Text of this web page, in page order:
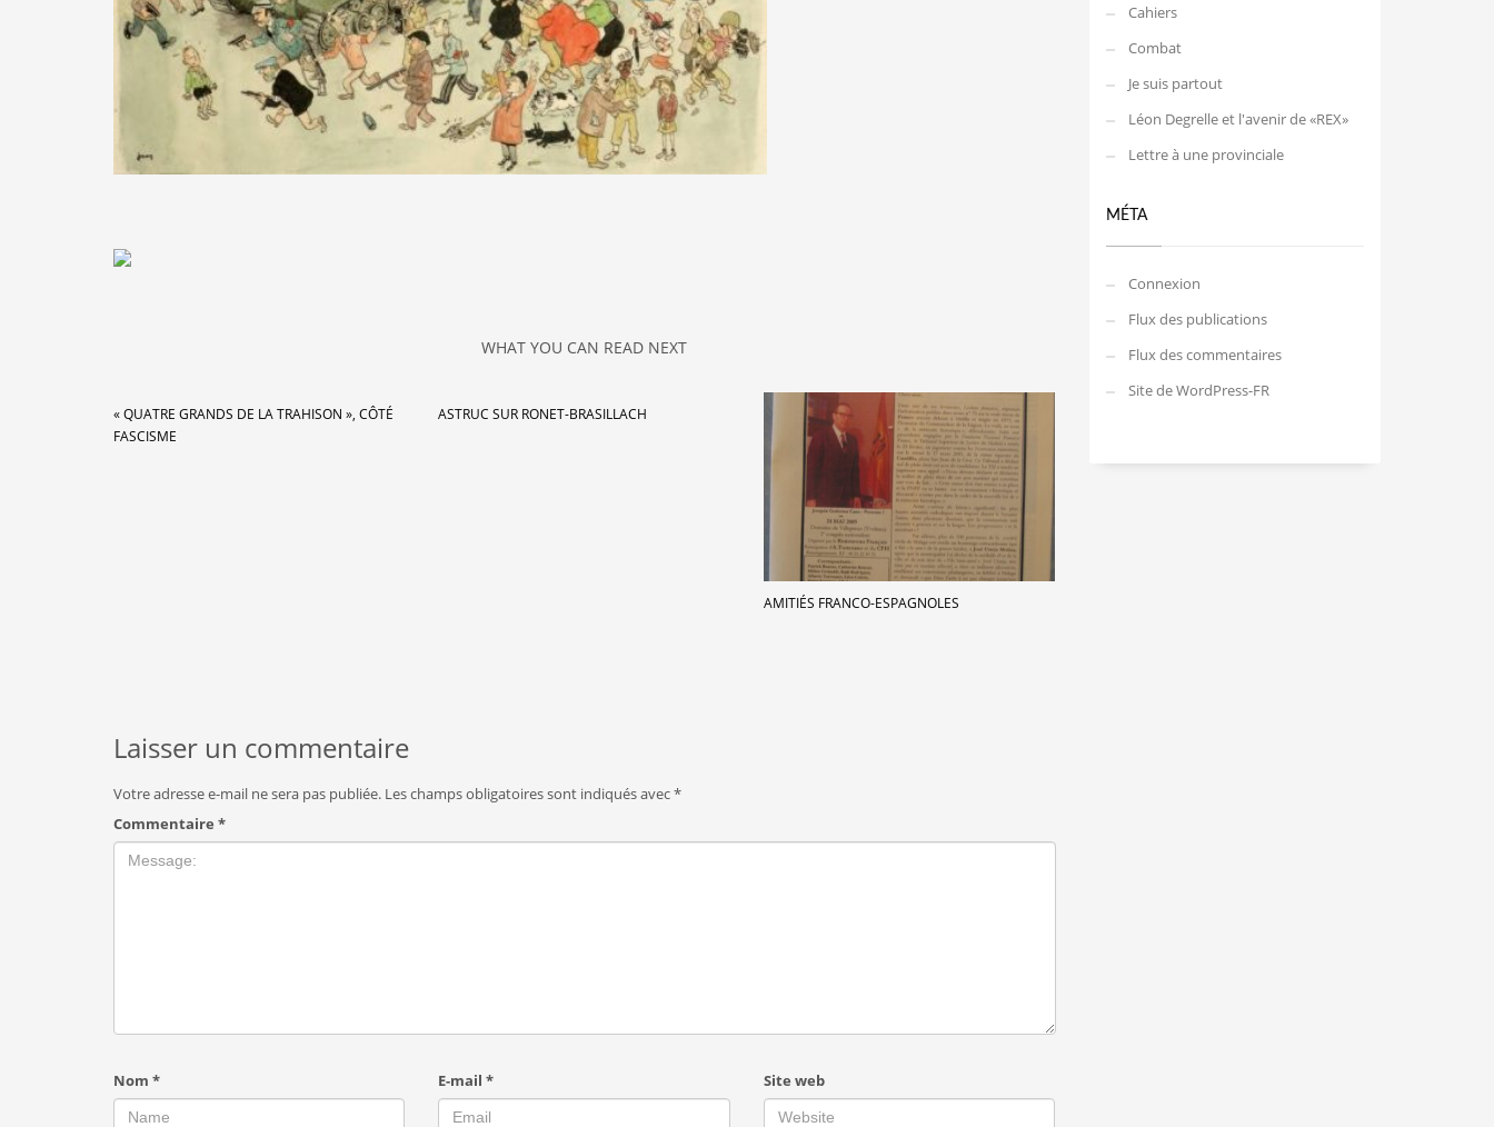
WHAT YOU CAN READ NEXT
« QUATRE GRANDS DE LA TRAHISON », CÔTÉ
FASCISME
ASTRUC SUR RONET-BRASILLACH
AMITIÉS FRANCO-ESPAGNOLES
Laisser un commentaire
Votre adresse e-mail ne sera pas publiée. Les champs obligatoires sont indiqués avec*
Commentaire *
Nom * E-mail* Site web
Cahiers
Combat
Je suis partout
Léon Degrelle et l'avenir de «REX»
Lettre à une provinciale
MÉTA
Connexion
Flux des publications
Flux des commentaires
Site de WordPress-FR